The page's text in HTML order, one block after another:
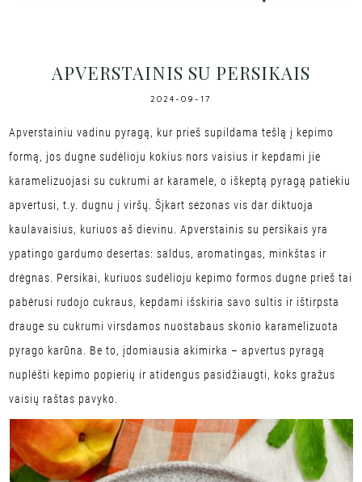
APVERSTAINIS SU PERSIKAIS
2024-09-17
Apverstainiu vadinu pyragą, kur prieš supildama tešlą į kepimo
formą, jos dugne sudėlioju kokius nors vaisius ir kepdami jie
karamelizuojasi su cukrumi ar karamele, o iškeptą pyragą patiekiu
apvertusi, t.y. dugnu į viršų. Šįkart sezonas vis dar diktuoja
kaulavaisius, kuriuos aš dievinu. Apverstainis su persikais yra
ypatingo gardumo desertas: saldus, aromatingas, minkštas ir
drėgnas. Persikai, kuriuos sudėlioju kepimo formos dugne prieš tai
pabėrusi rudojo cukraus, kepdami išskiria savo sultis ir ištirpsta
drauge su cukrumi virsdamos nuostabaus skonio karamelizuota
pyrago karūna. Be to, įdomiausia akimirka – apvertus pyragą
nuplėšti kepimo popierių ir atidengus pasidžiaugti, koks gražus
vaisių raštas pavyko.